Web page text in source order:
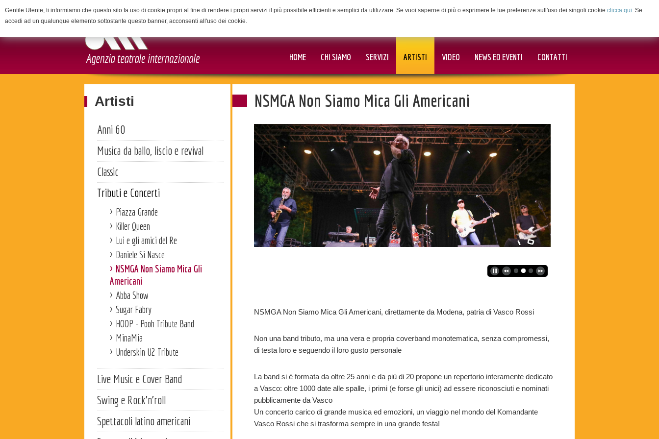
Gentile Utente, ti informiamo che questo sito fa uso di cookie propri al fine di rendere i propri servizi il più possibile efficienti e semplici da utilizzare. Se vuoi saperne di più o esprimere le tue preferenze sull'uso dei singoli cookie clicca qui. Se
accedi ad un qualunque elemento sottostante questo banner, acconsenti all'uso dei cookie.
HOME CHI SIAMO SERVIZI ARTISTI VIDEO NEWS ED EVENTI CONTATTI
Artisti
Anni 60
Musica da ballo, liscio e revival
Classic
Tributi e Concerti
Piazza Grande
Killer Queen
Lui e gli amici del Re
Daniele Si Nasce
NSMGA Non Siamo Mica Gli
Americani
Abba Show
Sugar Fabry
HOOP - Pooh Tribute Band
MinaMia
Underskin U2 Tribute
Live Music e Cover Band
Swing e Rock'n'roll
Spettacoli latino americani
NSMGA Non Siamo Mica Gli Americani
NSMGA Non Siamo Mica Gli Americani, direttamente da Modena, patria di Vasco Rossi
Non una band tributo, ma una vera e propria coverband monotematica, senza compromessi,
di testa loro e seguendo il loro gusto personale
La band si è formata da oltre 25 anni e da più di 20 propone un repertorio interamente dedicato
a Vasco: oltre 1000 date alle spalle, i primi (e forse gli unici) ad essere riconosciuti e nominati
pubblicamente da Vasco
Un concerto carico di grande musica ed emozioni, un viaggio nel mondo del Komandante
Vasco Rossi che si trasforma sempre in una grande festa!